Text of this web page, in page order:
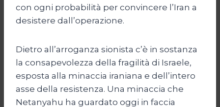
con ogni probabilità per convincere l’Iran a
desistere dall’operazione.
Dietro all’arroganza sionista c’è in sostanza
la consapevolezza della fragilità di Israele,
esposta alla minaccia iraniana e dell’intero
asse della resistenza. Una minaccia che
Netanyahu ha guardato oggi in faccia